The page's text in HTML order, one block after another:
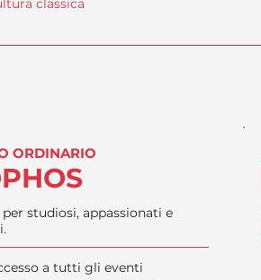
classica
ORDINARIO
per studiosi, appassionati e
a tutti gli eventi